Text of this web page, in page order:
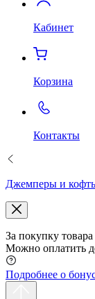
Кабинет
Корзина
Контакты
Джемперы и
За покупку
Можно оплатить
Подробнее о